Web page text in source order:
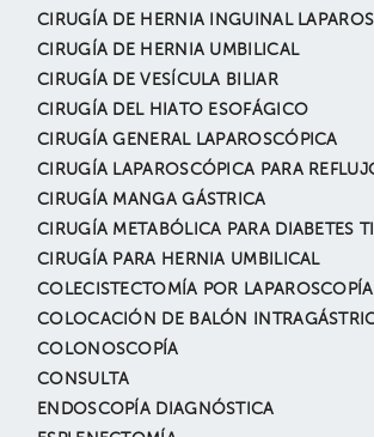
CIRUGÍA DE HERNIA INGUINAL
CIRUGÍA DE HERNIA UMBILICAL
CIRUGÍA DE VESÍCULA BILIAR
CIRUGÍA DEL HIATO ESOFÁGICO
CIRUGÍA GENERAL LAPAROSCÓPICA
CIRUGÍA LAPAROSCÓPICA PARA
CIRUGÍA MANGA GÁSTRICA
CIRUGÍA METABÓLICA PARA DIABETES
CIRUGÍA PARA HERNIA UMBILICAL
COLECISTECTOMÍA POR LAPAROSCOPÍA
COLOCACIÓN DE BALÓN
COLONOSCOPÍA
CONSULTA
ENDOSCOPÍA DIAGNÓSTICA